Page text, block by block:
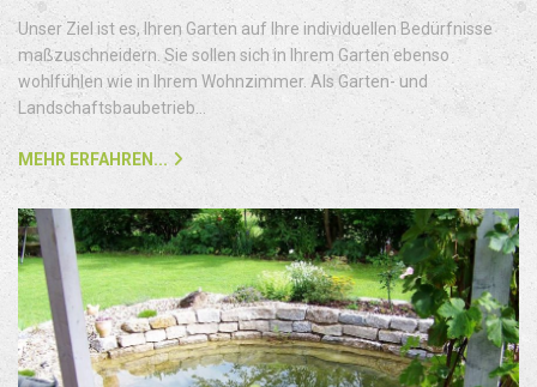
Unser Ziel ist es, Ihren Garten auf Ihre individuellen Bedürfnisse
maßzuschneidern. Sie sollen sich in Ihrem Garten ebenso
wohlfühlen wie in Ihrem Wohnzimmer. Als Garten- und
Landschaftsbaubetrieb...
MEHR ERFAHREN...